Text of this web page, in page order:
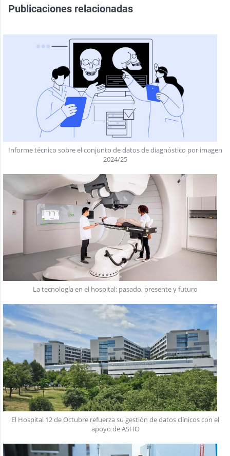
Publicaciones relacionadas
Informe técnico sobre el conjunto de datos de diagnóstico por imagen
2024/25
La tecnología en el hospital: pasado, presente y futuro
El Hospital 12 de Octubre refuerza su gestión de datos clínicos con el
apoyo de ASHO